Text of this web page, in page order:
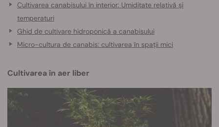
Cultivarea canabisului în interior: Umiditate relativă și
temperaturi
Ghid de cultivare hidroponică a canabisului
Micro-cultura de canabis: cultivarea în spații mici
Cultivarea în aer liber